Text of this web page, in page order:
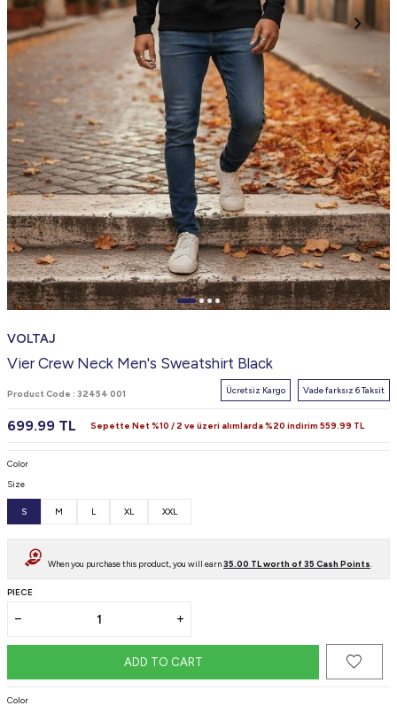
VOLTAJ
Vier Crew Neck Men's Sweatshirt Black
Product Code : 32454 001 Ücretsiz Kargo Vade farksız 6 Taksit
699.99 TL Sepette Net %10 / 2 ve üzeri alımlarda %20 indirim 559.99 TL
Color
Size
S M L XL XXL
When you purchase this product, you will earn35.00 TL worth of35 Cash Points
PIECE
ADD TO CART
Color